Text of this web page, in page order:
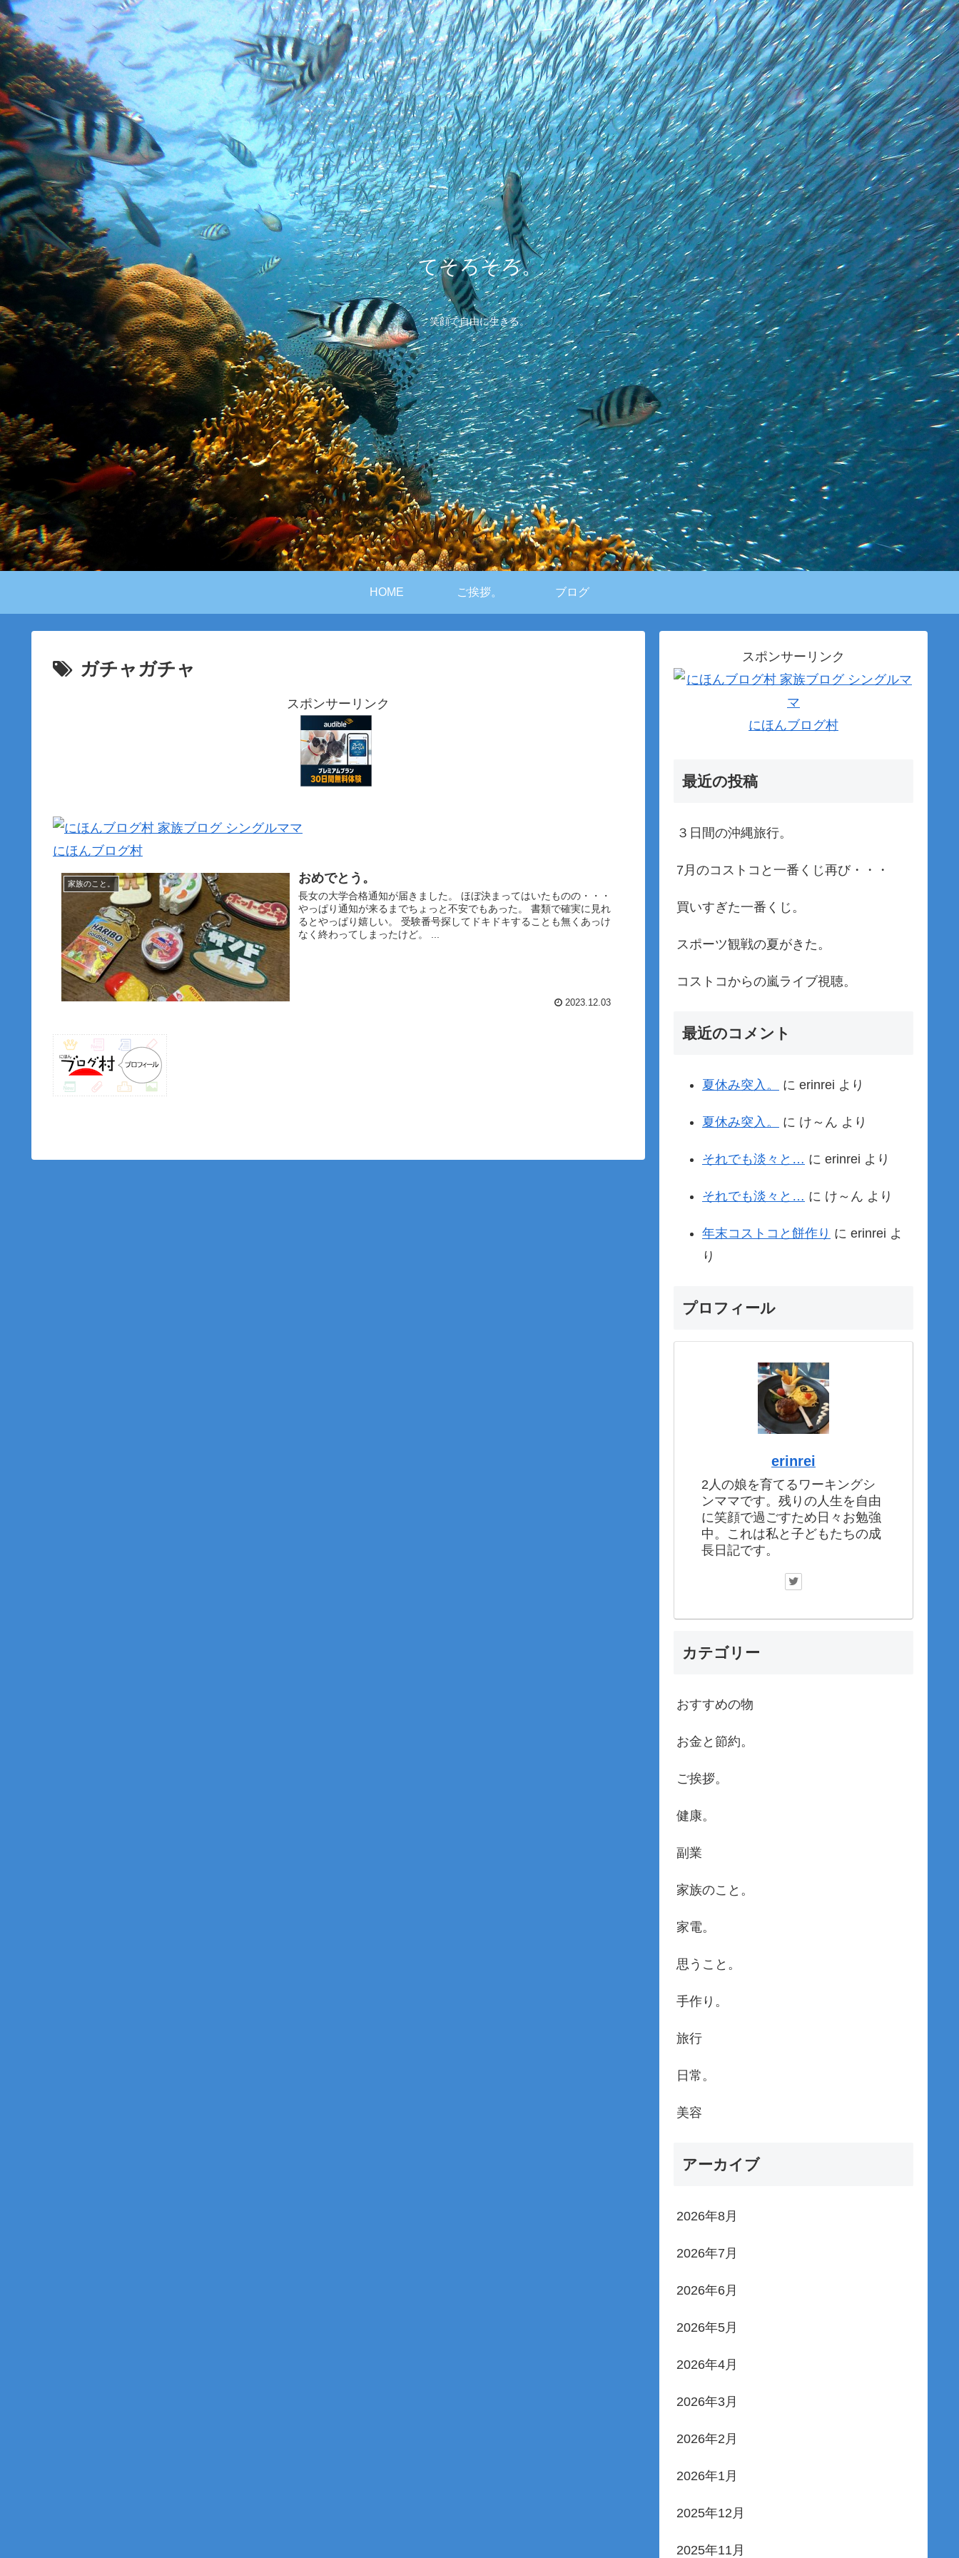
てそろそろ。
笑顔で自由に生きる。
HOME ご挨拶。 ブログ
ガチャガチャ
スポンサーリンク
にほんブログ村
家族のこと。 おめでとう。
長女の大学合格通知が届きました。 ほぼ決まってはいたものの・・・
やっぱり通知が来るまでちょっと不安でもあった。 書類で確実に見れ
るとやっぱり嬉しい。 受験番号探してドキドキすることも無くあっけ
なく終わってしまったけど。 ...
2023.12.03
スポンサーリンク
にほんブログ村
最近の投稿
３日間の沖縄旅行。
7月のコストコと一番くじ再び・・・
買いすぎた一番くじ。
スポーツ観戦の夏がきた。
コストコからの嵐ライブ視聴。
最近のコメント
夏休み突入。 に erinrei より
夏休み突入。 に け～ん より
それでも淡々と… に erinrei より
それでも淡々と… に け～ん より
年末コストコと餅作り に erinrei よ
り
プロフィール
erinrei
2人の娘を育てるワーキングシ
ンママです。残りの人生を自由
に笑顔で過ごすため日々お勉強
中。これは私と子どもたちの成
長日記です。
カテゴリー
おすすめの物
お金と節約。
ご挨拶。
健康。
副業
家族のこと。
家電。
思うこと。
手作り。
旅行
日常。
美容
アーカイブ
2026年8月
2026年7月
2026年6月
2026年5月
2026年4月
2026年3月
2026年2月
2026年1月
2025年12月
2025年11月